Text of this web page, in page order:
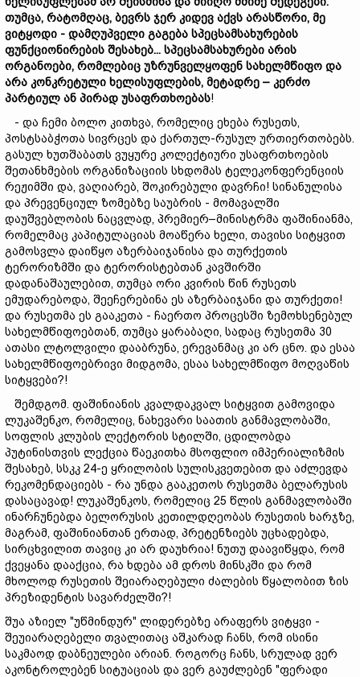
თუმცა, რატომღაც, ბევრს ჯერ კიდევ აქვს არასწორი, მე
ვიტყოდი - დამღუპველი გაგება სპეცსამსახურების
ფუნქციონირების შესახებ... სპეცსამსახურები არის
ორგანოები, რომლებიც უზრუნველყოფენ სახელმწიფო და
არა კონკრეტული ხელისუფლების, მეტადრე – კერძო
პარტიულ ან პირად უსაფრთხოებას!
- და ჩემი ბოლო კითხვა, რომელიც ეხება რუსეთს,
პოსტსაბჭოთა სივრცეს და ქართულ-რუსულ ურთიერთობებს.
გასულ ხუთშაბათს ვუყურე კოლექტიური უსაფრთხოების
შეთანხმების ორგანიზაციის სხდომას ტელეკონფერენციის
რეჟიმში და, ვაღიარებ, შოკირებული დავრჩი! სინანულისა
და პრევენციულ ზომებზე საუბრის - მომავალში
დაუშვებლობის ნაცვლად, პრემიერ–მინისტრმა ფაშინიანმა,
რომელმაც კაპიტულაციას მოაწერა ხელი, თავისი სიტყვით
გამოსვლა დაიწყო აზერბაიჯანისა და თურქეთის
ტერორიზმში და ტერორისტებთან კავშირში
დადანაშაულებით, თუმცა ორი კვირის წინ რუსეთს
ემუდარებოდა, შეეჩერებინა ეს აზერბაიჯანი და თურქეთი!
და რუსეთმა ეს გააკეთა - ჩაერთო პროცესში ზემოხსენებულ
სახელმწიფოებთან, თუმცა ყარაბაღი, სადაც რუსეთმა 30
ათასი ლტოლვილი დააბრუნა, ერევანმაც კი არ ცნო. და ესაა
სახელმწიფოებრივი მიდგომა, ესაა სახელმწიფო მოღვაწის
სიტყვები?!
შემდგომ. ფაშინიანის კვალდაკვალ სიტყვით გამოვიდა
ლუკაშენკო, რომელიც, ნახევარი საათის განმავლობაში,
სოფლის კლუბის ლექტორის სტილში, ცდილობდა
პუტინისთვის ლექცია წაეკითხა მსოფლიო იმპერიალიზმის
შესახებ, სსკკ 24-ე ყრილობის სულისკვეთებით და აძლევდა
რეკომენდაციებს - რა უნდა გააკეთოს რუსეთმა ბელარუსის
დასაცავად! ლუკაშენკოს, რომელიც 25 წლის განმავლობაში
ინარჩუნებდა ბელორუსის კეთილდღეობას რუსეთის ხარჯზე,
მაგრამ, ფაშინიანთან ერთად, პრეტენზიებს უცხადებდა,
სირცხვილით თავიც კი არ დაუხრია! ნუთუ დაავიწყდა, რომ
ქვეყანა დააქცია, რა ხდება ამ დროს მინსკში და რომ
მხოლოდ რუსეთის შეიარაღებული ძალების წყალობით ზის
პრეზიდენტის სავარძელში?!
შუა აზიელ "უწმინდურ" ლიდერებზე არაფერს ვიტყვი -
შეუიარაღებელი თვალითაც აშკარად ჩანს, რომ ისინი
საკმაოდ დაბნეულები არიან. როგორც ჩანს, სრულად ვერ
აკონტროლებენ სიტუაციას და ვერ გაუძლებენ "ფერადი